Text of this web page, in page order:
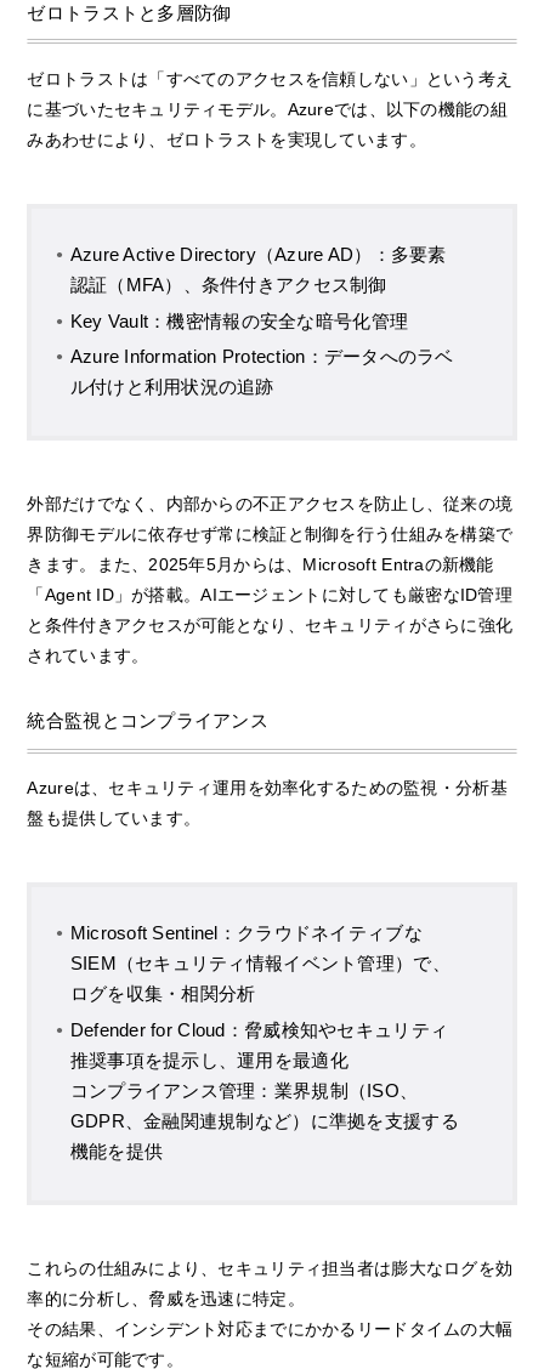
ゼロトラストと多層防御
ゼロトラストは「すべてのアクセスを信頼しない」という考え
に基づいたセキュリティモデル。Azureでは、以下の機能の組
みあわせにより、ゼロトラストを実現しています。
Azure Active Directory（Azure AD）：多要素
認証（MFA）、条件付きアクセス制御
Key Vault：機密情報の安全な暗号化管理
Azure Information Protection：データへのラベ
ル付けと利用状況の追跡
外部だけでなく、内部からの不正アクセスを防止し、従来の境
界防御モデルに依存せず常に検証と制御を行う仕組みを構築で
きます。また、2025年5月からは、Microsoft Entraの新機能
「Agent ID」が搭載。AIエージェントに対しても厳密なID管理
と条件付きアクセスが可能となり、セキュリティがさらに強化
されています。
統合監視とコンプライアンス
Azureは、セキュリティ運用を効率化するための監視・分析基
盤も提供しています。
Microsoft Sentinel：クラウドネイティブな
SIEM（セキュリティ情報イベント管理）で、
ログを収集・相関分析
Defender for Cloud：脅威検知やセキュリティ
推奨事項を提示し、運用を最適化
コンプライアンス管理：業界規制（ISO、
GDPR、金融関連規制など）に準拠を支援する
機能を提供
これらの仕組みにより、セキュリティ担当者は膨大なログを効
率的に分析し、脅威を迅速に特定。
その結果、インシデント対応までにかかるリードタイムの大幅
な短縮が可能です。